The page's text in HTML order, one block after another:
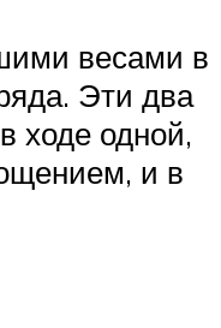
весами в
Эти два
ходе одной,
и в